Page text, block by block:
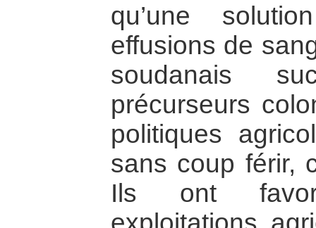
qu’une
effusions de
soudanais
précurseurs
politiques
sans coup férir,
Ils ont